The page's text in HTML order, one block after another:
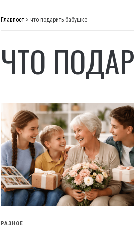
Главпост > что подарить бабушке
ЧТО
РАЗНОЕ